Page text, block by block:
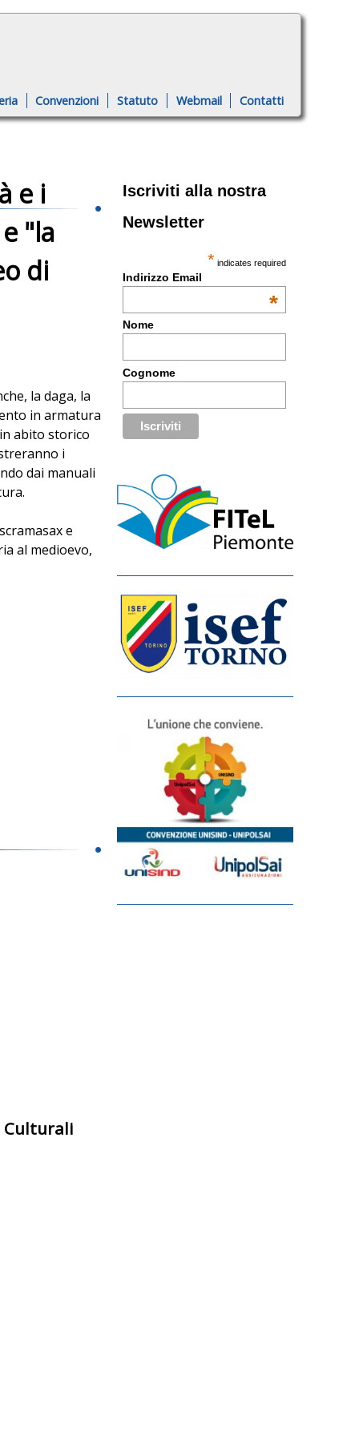
Convenzioni Statuto Webmail Contatti
e i
"la
di
la daga, la
in armatura
abito storico
i
dai manuali
e
al medioevo,
Culturali
Iscriviti alla nostra
Newsletter
* indicates required
Indirizzo Email
*
Nome
Cognome